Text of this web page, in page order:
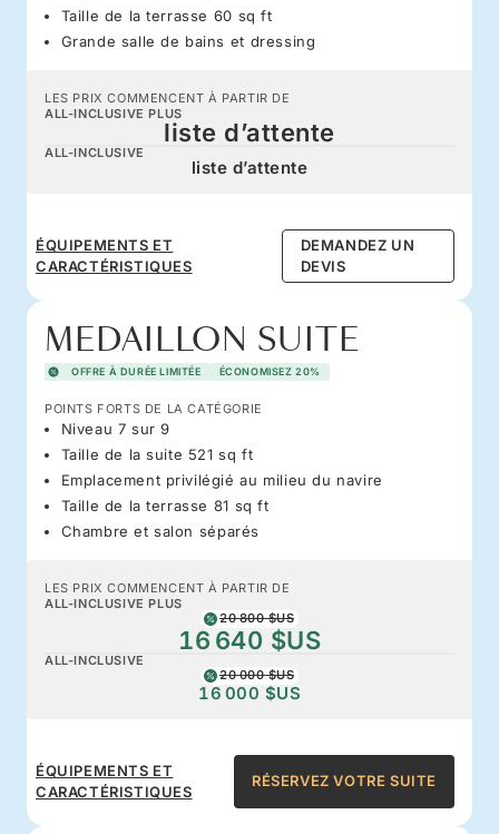
Taille de la terrasse 60 sq ft
Grande salle de bains et dressing
LES PRIX COMMENCENT À PARTIR DE
ALL-INCLUSIVE PLUS
liste d’attente
ALL-INCLUSIVE
liste d’attente
ÉQUIPEMENTS ET
CARACTÉRISTIQUES
DEMANDEZ UN
DEVIS
MEDAILLON SUITE
OFFRE À DURÉE LIMITÉE ÉCONOMISEZ 20%
POINTS FORTS DE LA CATÉGORIE
Niveau 7 sur 9
Taille de la suite 521 sq ft
Emplacement privilégié au milieu du navire
Taille de la terrasse 81 sq ft
Chambre et salon séparés
LES PRIX COMMENCENT À PARTIR DE
ALL-INCLUSIVE PLUS
20 800 $US
16 640 $US
ALL-INCLUSIVE
20 000 $US
16 000 $US
ÉQUIPEMENTS ET
CARACTÉRISTIQUES
RÉSERVEZ VOTRE SUITE